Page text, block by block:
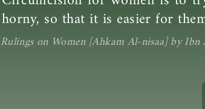
horny, so that it is easier for
Rulings on Women [Ahkam Al-nisaa] by